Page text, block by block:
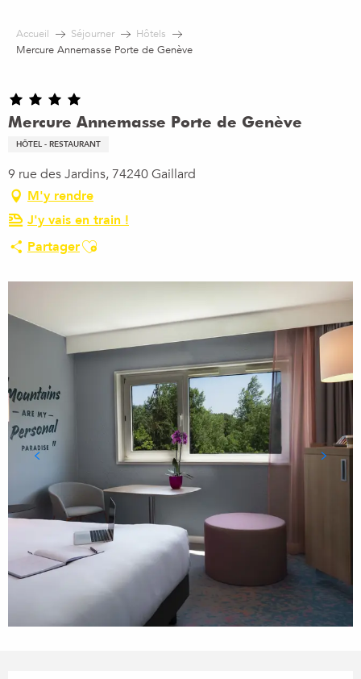
contenu
Accueil Séjourner
Hôtels
Mercure Annemasse Porte de Genève
Mercure Annemasse Porte de Genève
HÔTEL - RESTAURANT
9 rue des Jardins, 74240 Gaillard
M'y rendre
J'y vais en train !
PartagerAjouter aux favoris